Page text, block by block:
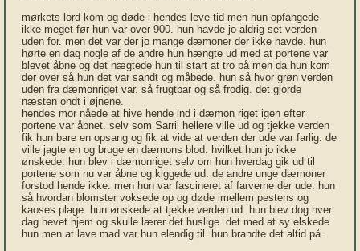
mørkets lord kom og døde i hendes leve tid men hun opfangede
ikke meget før hun var over 900. hun havde jo aldrig set verden
uden for. men det var der jo mange dæmoner der ikke havde. hun
hørte en dag nogle af de andre hun hængte ud med at portene var
blevet åbne og det nægtede hun til start at tro på men da hun kom
der over så hun det var sandt og måbede. hun så hvor grøn verden
uden fra dæmonriget var. så frugtbar og så frodig. det gjorde
næsten ondt i øjnene.
hendes mor nåede at hive hende ind i dæmon riget igen efter
portene var åbnet. selv som Sarril hellere ville ud og tjekke verden
fik hun bare en opsang og fik at vide at verden der ude var farlig. de
ville jagte en og bruge en dæmons blod. hvilket hun jo ikke
ønskede. hun blev i dæmonriget selv om hun hverdag gik ud til
portene som nu var åbne og kiggede ud. de andre unge dæmoner
forstod hende ikke. men hun var fascineret af farverne der ude. hun
så hvordan blomster voksede op og døde imellem pestens og
kaoses plage. hun ønskede at tjekke verden ud. hun blev dog hver
dag hevet hjem og skulle lærer det huslige. det med at sy elskede
hun men at lave mad var hun elendig til. hun brandte det altid på.